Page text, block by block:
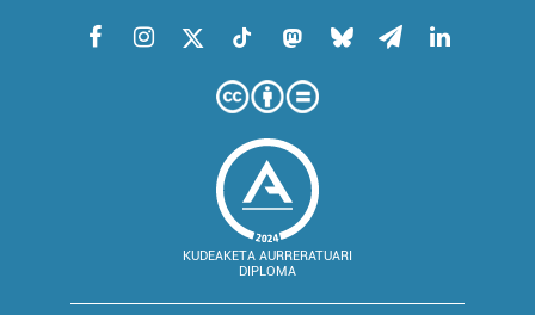
KUDEAKETA AURRERATUARI
DIPLOMA